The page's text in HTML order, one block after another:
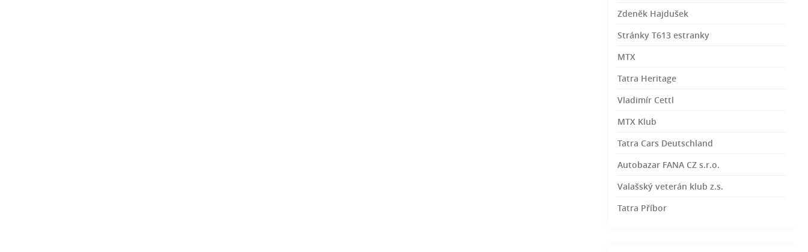
Zdeněk Hajdušek
Stránky T613 estranky
MTX
Tatra Heritage
Vladimír Cettl
MTX Klub
Tatra Cars Deutschland
Autobazar FANA CZ s.r.o.
Valašský veterán klub z.s.
Tatra Příbor